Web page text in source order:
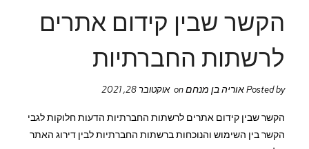
הקשר שבין קידום אתרים
לרשתות החברתיות
Posted byאוריה בן מנחם
הקשר שבין קידום אתרים לרשתות החברתיות הדעות חלוקות לגבי
הקשר בין השימוש והנוכחות ברשתות החברתיות לבין דירוג האתר